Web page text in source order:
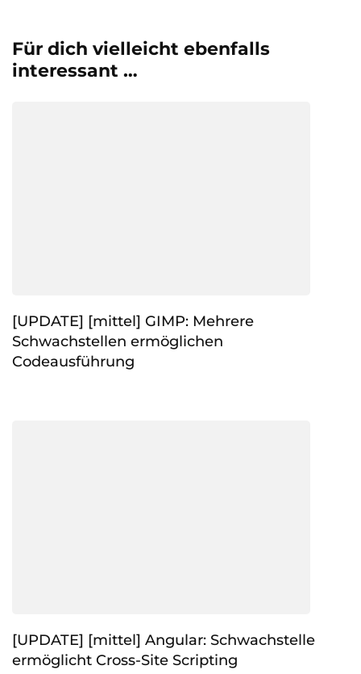
Für dich vielleicht ebenfalls
interessant …
[UPDATE] [mittel] GIMP: Mehrere
Schwachstellen ermöglichen
Codeausführung
[UPDATE] [mittel] Angular: Schwachstelle
ermöglicht Cross-Site Scripting